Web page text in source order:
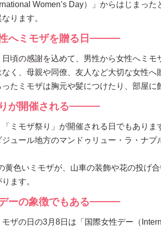
Women’s Day）」からはじまっ
ります。
へミモザを贈る日
頃の感謝を込めて、男性から女性へミモ
く、母親や同僚、友人など大切な女性へ
たミモザは胸元や髪につけたり、部屋に
が開催される
ミモザ祭り」が開催される日でもありま
ュール地方のマンドゥリュー・ラ・ナ
黄色いミモザが、山車の装飾や花の投げ
ます。
ーの象徴でもある
ザの日の3月8日は「国際女性デー（